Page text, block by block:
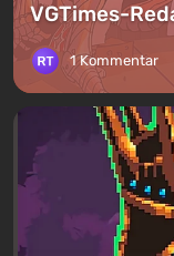
VGTimes-
1 Kommentar